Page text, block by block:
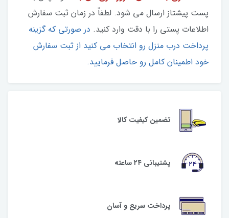
پست پیشتاز ارسال می شود. لطفاً در زمان ثبت سفارش
اطلاعات پستی را با دقت وارد کنید. در صورتی که گزینه
پرداخت درب منزل رو انتخاب می کنید از ثبت سفارش
خود اطمینان کامل رو حاصل فرمایید.
تضمین کیفیت کالا
پشتیبانی ۲۴ ساعته
پرداخت سریع و آسان